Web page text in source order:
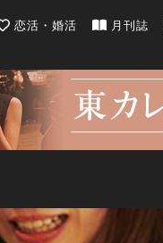
グルメ、洗練されたラ
恋活・婚活 月刊誌